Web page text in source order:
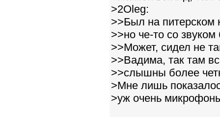
>2Oleg:
>>Был на питерском
>>но че-то со
>>Может, сидел не
>>Вадима, так там
>>слышны более
>Мне лишь
>уж очень